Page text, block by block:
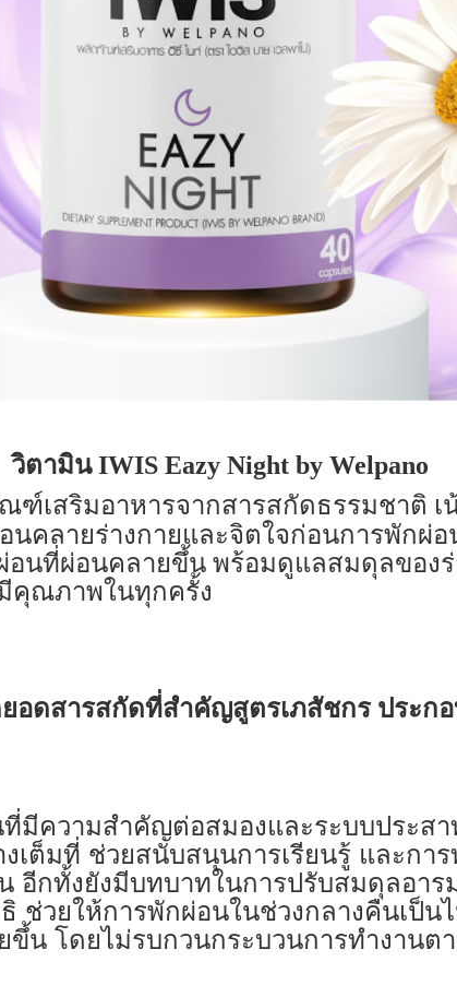
วิตามิน IWIS Eazy Night by Welpano
ฑ์เสริมอาหารจากสารสกัดธรรมชาติ
นคลายร่างกายและจิตใจก่อนการพักผ่อ
นที่ผ่อนคลายขึ้น พร้อมดูแลสมดุลของร่
คุณภาพในทุกครั้ง
อดสารสกัดที่สำคัญสูตรเภสัชกร ประก
มีความสำคัญต่อสมองและระบบประสา
เต็มที่ ช่วยสนับสนุนการเรียนรู้ และกา
อีกทั้งยังมีบทบาทในการปรับสมดุลอา
ช่วยให้การพักผ่อนในช่วงกลางคืนเป็นไ
ขึ้น โดยไม่รบกวนกระบวนการทำงานต